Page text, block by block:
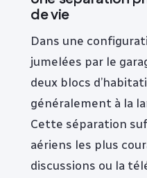
de vie
Dans une
jumelées par le
deux blocs
généralement à la
Cette séparation
aériens les plus
discussions ou la